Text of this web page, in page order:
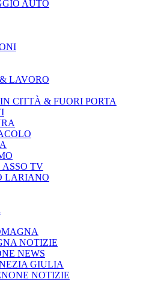
AUTO
LAVORO
CITTÀ & FUORI PORTA
ASSO TV
LARIANO
NOTIZIE
NEWS
GIULIA
NOTIZIE